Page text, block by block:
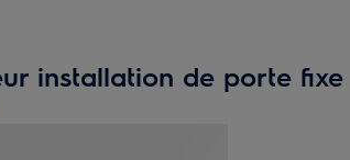
installation de porte fixe